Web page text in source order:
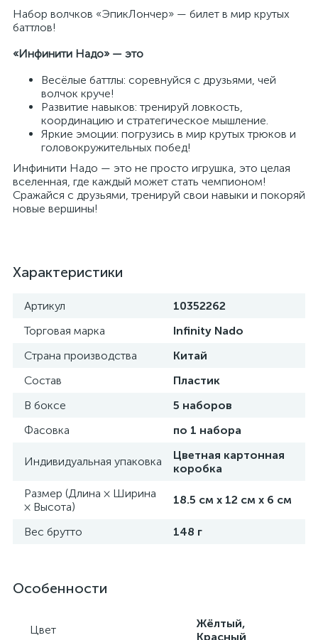
Набор волчков «ЭпикЛончер» — билет в мир крутых
баттлов!
«Инфинити Надо» — это
Весёлые баттлы: соревнуйся с друзьями, чей
волчок круче!
Развитие навыков: тренируй ловкость,
координацию и стратегическое мышление.
Яркие эмоции: погрузись в мир крутых трюков и
головокружительных побед!
Инфинити Надо — это не просто игрушка, это целая
вселенная, где каждый может стать чемпионом!
Сражайся с друзьями, тренируй свои навыки и покоряй
новые вершины!
Характеристики
Артикул
10352262
Торговая марка
Infinity Nado
Страна производства
Китай
Состав
Пластик
В боксе
5 наборов
Фасовка
по 1 набора
Индивидуальная упаковка
Цветная картонная
коробка
Размер (Длина × Ширина
× Высота)
18.5 см х 12 см х 6 см
Вес брутто 148 г
Особенности
Цвет
Жёлтый,
Красный